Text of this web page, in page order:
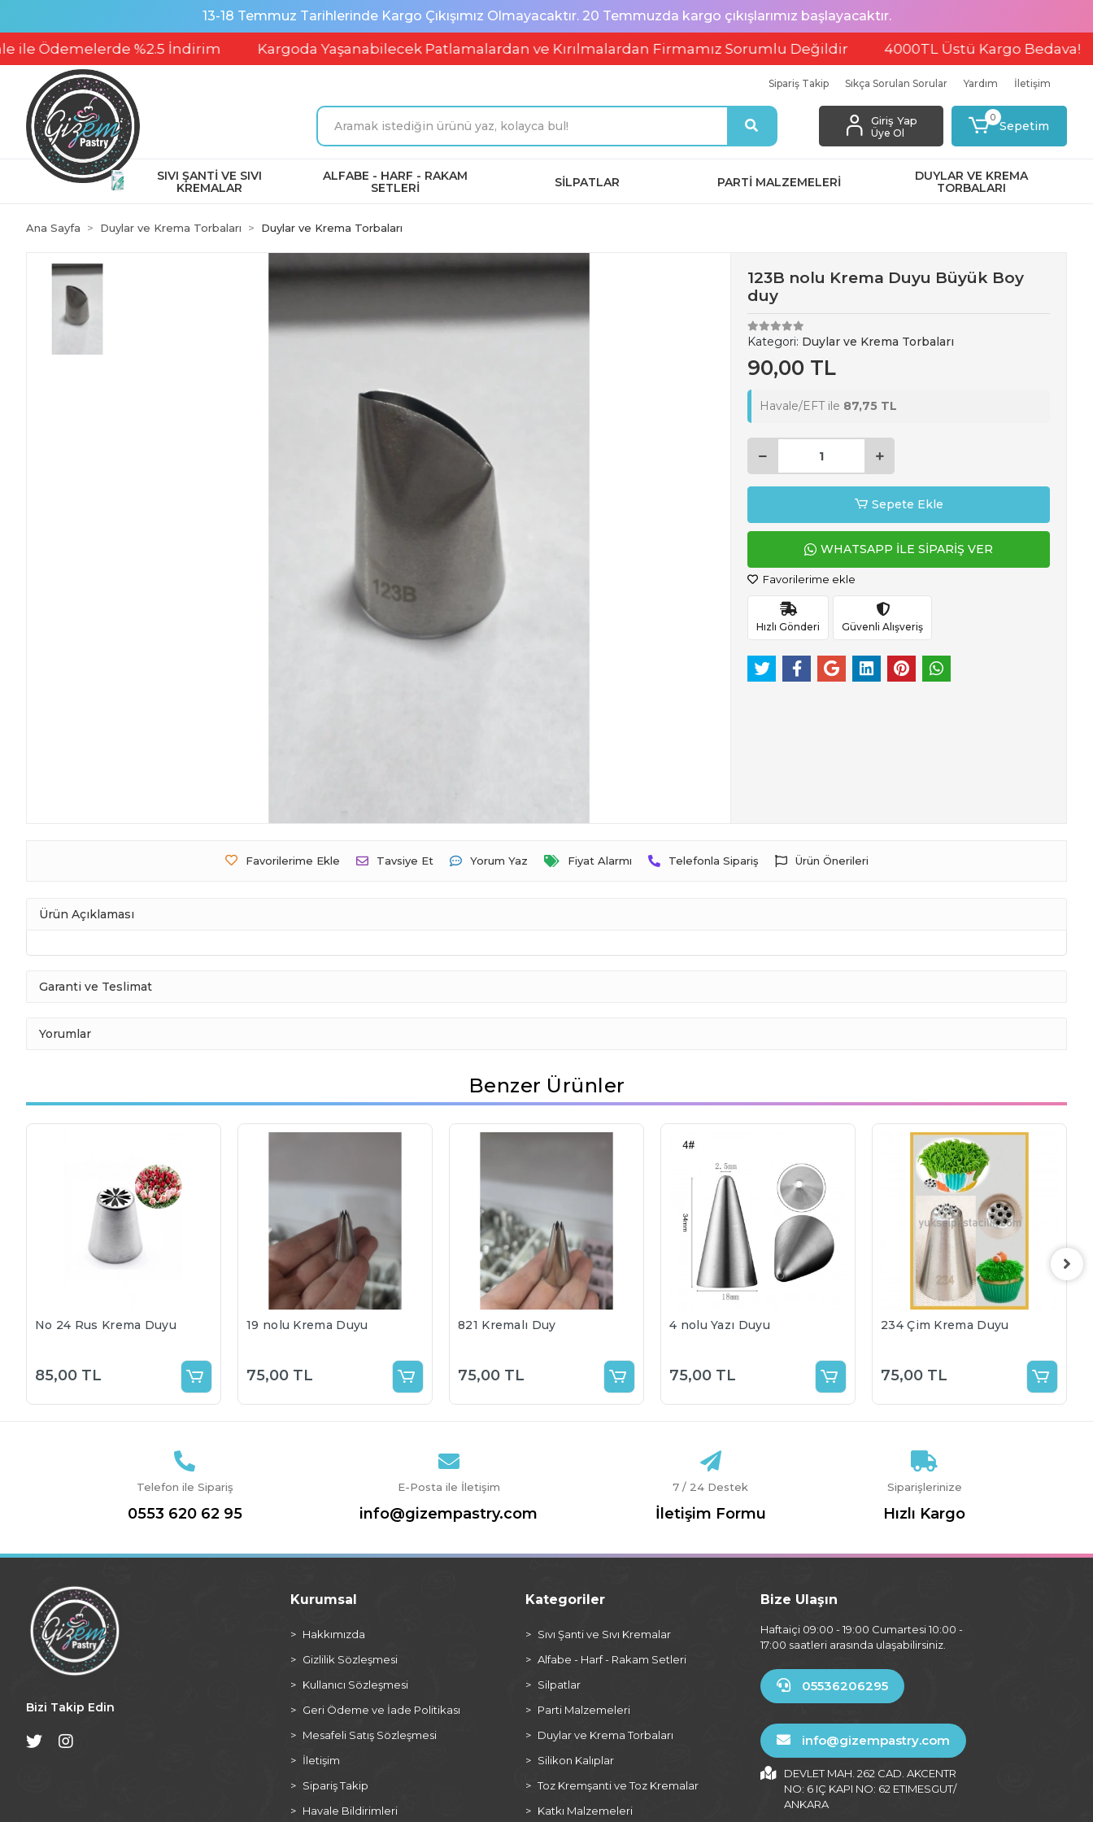
13-18 Temmuz Tarihlerinde Kargo Çıkışımız Olmayacaktır. 20 Temmuzda kargo çıkışlarımız başlayacaktır.
%2.5 İndirim Kargoda Yaşanabilecek Patlamalardan ve Kırılmalardan Firmamız Sorumlu Değildir 4000TL Üstü Kargo Bedava!
Sipariş Takip Sıkça Sorulan Sorular Yardım İletişim
Giriş Yap
Üye Ol
0
Sepetim
SIVI ŞANTİ VE SIVI
KREMALAR
ALFABE - HARF - RAKAM
SETLERİ
SİLPATLAR PARTİ MALZEMELERİ
DUYLAR VE KREMA
TORBALARI
Ana Sayfa Duylar ve Krema Torbaları Duylar ve Krema Torbaları
123B nolu Krema Duyu Büyük Boy
duy
Kategori: Duylar ve Krema Torbaları
90,00 TL
Havale/EFT ile 87,75 TL
Sepete Ekle
WHATSAPP İLE SİPARİŞ VER
Favorilerime ekle
Hızlı Gönderi Güvenli Alışveriş
Favorilerime Ekle Tavsiye Et Yorum Yaz Fiyat Alarmı Telefonla Sipariş Ürün Önerileri
Ürün Açıklaması
Garanti ve Teslimat
Yorumlar
Benzer Ürünler
No 24 Rus Krema Duyu
85,00 TL
19 nolu Krema Duyu
75,00 TL
821 Kremalı Duy
75,00 TL
4 nolu Yazı Duyu
75,00 TL
234 Çim Krema Duyu
75,00 TL
Telefon ile Sipariş
0553 620 62 95
E-Posta ile İletişim
info@gizempastry.com
7 / 24 Destek
İletişim Formu
Siparişlerinize
Hızlı Kargo
Bizi Takip Edin
Kurumsal
Hakkımızda
Gizlilik Sözleşmesi
Kullanıcı Sözleşmesi
Geri Ödeme ve İade Politikası
Mesafeli Satış Sözleşmesi
İletişim
Sipariş Takip
Havale Bildirimleri
Kategoriler
Sıvı Şanti ve Sıvı Kremalar
Alfabe - Harf - Rakam Setleri
Silpatlar
Parti Malzemeleri
Duylar ve Krema Torbaları
Silikon Kalıplar
Toz Kremşanti ve Toz Kremalar
Katkı Malzemeleri
Bize Ulaşın
Haftaiçi 09:00 - 19:00 Cumartesi 10:00 -
17:00 saatleri arasında ulaşabilirsiniz.
05536206295
info@gizempastry.com
DEVLET MAH. 262 CAD. AKCENTR
NO: 6 IÇ KAPI NO: 62 ETIMESGUT/
ANKARA